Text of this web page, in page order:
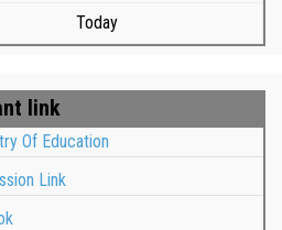
Today
link
Of Education
Link